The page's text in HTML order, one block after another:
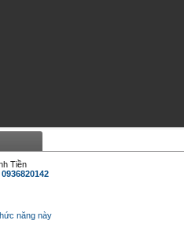
Tiền
0936820142
năng này